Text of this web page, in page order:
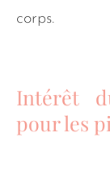
corps.
Intérêt
pour les